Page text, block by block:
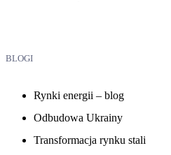
BLOGI
Rynki energii – blog
Odbudowa Ukrainy
Transformacja rynku stali